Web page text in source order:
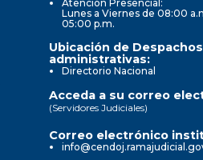
Atención Presencial:
Lunes a Viernes de 08:00
05:00 p.m.
Ubicación de
administrativas:
Directorio Nacional
Acceda a su correo
(Servidores Judiciales)
Correo electrónico